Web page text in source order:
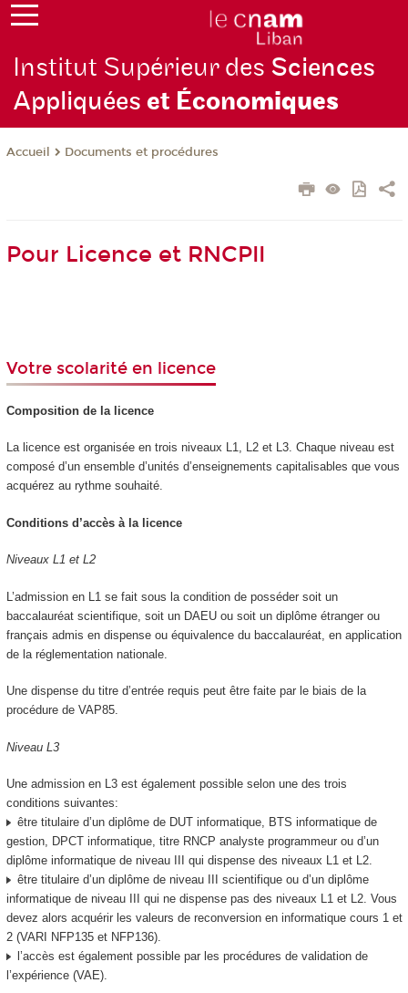
Institut Supérieur des Sciences
Appliquéeset Économiques
Accueil Documents et procédures
Pour Licence et RNCPII
Votre scolarité en licence
Composition de la licence
La licence est organisée en trois niveaux L1, L2 et L3. Chaque niveau est
composé d’un ensemble d’unités d’enseignements capitalisables que vous
acquérez au rythme souhaité.
Conditions d’accès à la licence
Niveaux L1 et L2
L’admission en L1 se fait sous la condition de posséder soit un
baccalauréat scientifique, soit un DAEU ou soit un diplôme étranger ou
français admis en dispense ou équivalence du baccalauréat, en application
de la réglementation nationale.
Une dispense du titre d’entrée requis peut être faite par le biais de la
procédure de VAP85.
Niveau L3
Une admission en L3 est également possible selon une des trois
conditions suivantes:
être titulaire d’un diplôme de DUT informatique, BTS informatique de
gestion, DPCT informatique, titre RNCP analyste programmeur ou d’un
diplôme informatique de niveau III qui dispense des niveaux L1 et L2.
être titulaire d’un diplôme de niveau III scientifique ou d’un diplôme
informatique de niveau III qui ne dispense pas des niveaux L1 et L2. Vous
devez alors acquérir les valeurs de reconversion en informatique cours 1 et
2 (VARI NFP135 et NFP136).
l’accès est également possible par les procédures de validation de
l’expérience (VAE).